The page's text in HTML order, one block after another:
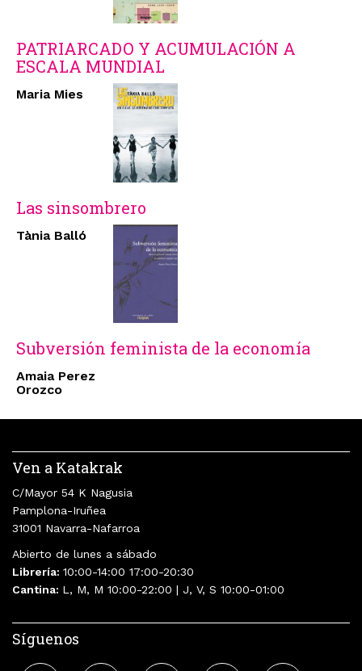
PATRIARCADO Y ACUMULACIÓN A
ESCALA MUNDIAL
Maria Mies
Las sinsombrero
Tània Balló
Subversión feminista de la economía
Amaia Perez
Orozco
Ven a Katakrak
C/Mayor 54 K Nagusia
Pamplona-Iruñea
31001 Navarra-Nafarroa
Abierto de lunes a sábado
Librería: 10:00-14:00 17:00-20:30
Cantina: L, M, M 10:00-22:00 | J, V, S 10:00-01:00
Síguenos